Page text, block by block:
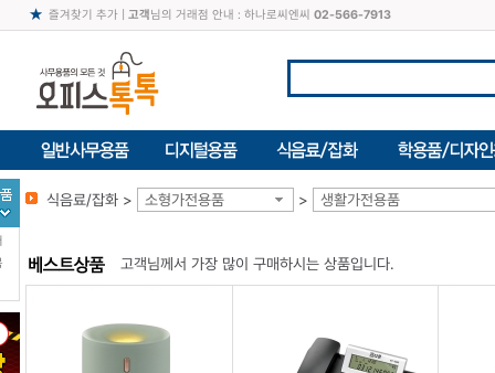
즐겨찾기 추가| 고객님의 거래점 안내 : 하나로씨엔씨 02-566-7913
식음료/잡화 > 소형가전용품 > 생활가전용품
고객님께서 가장 많이 구매하시는 상품입니다.